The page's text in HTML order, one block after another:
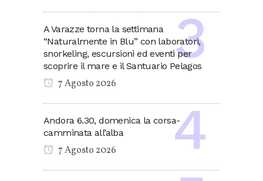
A Varazze torna la settimana
“Naturalmente in Blu” con laboratori,
snorkeling, escursioni ed eventi per
scoprire il mare e il Santuario Pelagos
7 Agosto 2026
Andora 6.30, domenica la corsa-
camminata all’alba
7 Agosto 2026